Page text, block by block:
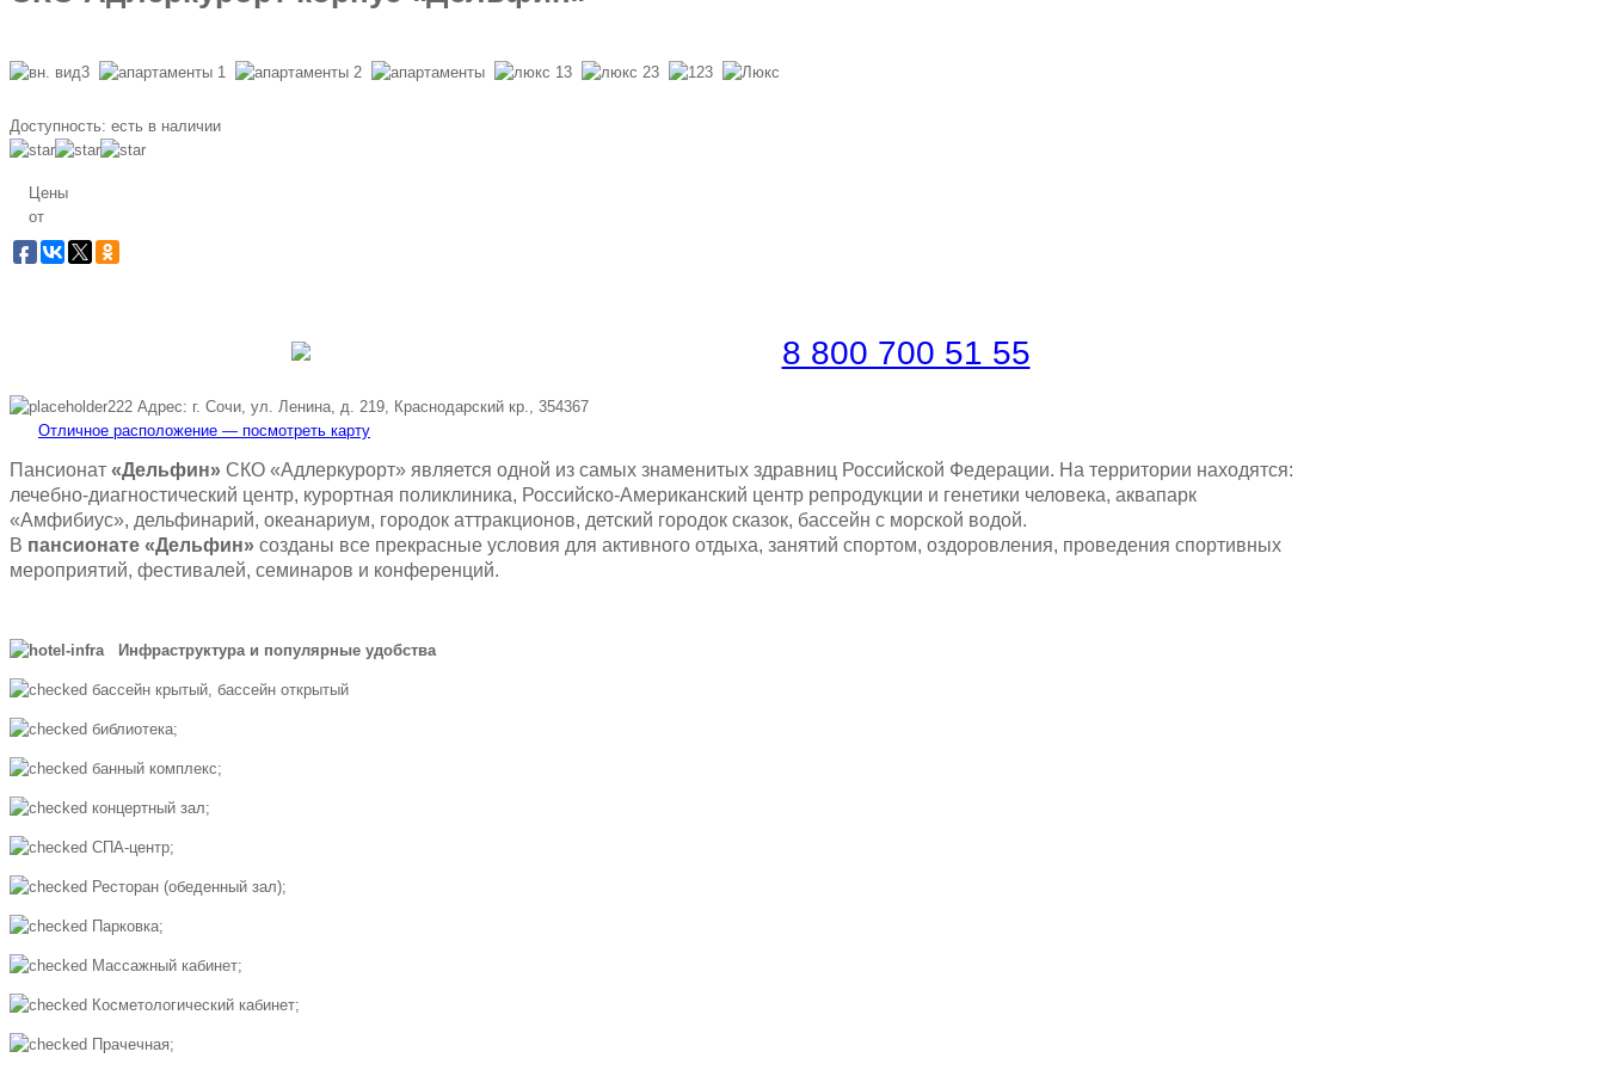
Доступность: есть в наличии
Цены
от
8 800 700 51 55
Адрес: г. Сочи, ул. Ленина, д. 219, Краснодарский кр., 354367
Отличное расположение — посмотреть карту
Пансионат «Дельфин» СКО «Адлеркурорт» является одной из самых знаменитых здравниц Российской Федерации. На территории находятся:
лечебно-диагностический центр, курортная поликлиника, Российско-Американский центр репродукции и генетики человека, аквапарк
«Амфибиус», дельфинарий, океанариум, городок аттракционов, детский городок сказок, бассейн с морской водой.
В пансионате «Дельфин» созданы все прекрасные условия для активного отдыха, занятий спортом, оздоровления, проведения спортивных
мероприятий, фестивалей, семинаров и конференций.
Инфраструктура и популярные удобства
бассейн крытый, бассейн открытый
библиотека;
банный комплекс;
концертный зал;
СПА-центр;
Ресторан (обеденный зал);
Парковка;
Массажный кабинет;
Косметологический кабинет;
Прачечная;